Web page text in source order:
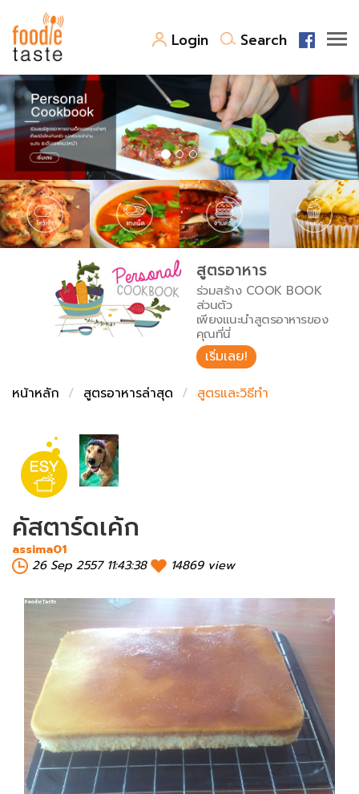
Login Search
สูตรอาหาร
สูตรอาหารล่าสุด
Top Foodie
พาไปชิม
สารพันก้นครัว
เคล็ดลับน่ารู้
เปรียบเทียบหน่วยการตวง
เปรียบเทียบอุณหภูมิ
เปรียบเทียบน้ำหนักวัตถุดิบ
FoodPedia
สร้าง Cookbook
สูตรอาหาร
ร่วมสร้าง COOK BOOK
ส่วนตัว
เพียงแนะนำสูตรอาหารของ
คุณที่นี่
เริ่มเลย!
หน้าหลัก
สูตรอาหารล่าสุด สูตรและวิธีทำ
คัสตาร์ดเค้ก
assima01
26 Sep 2557 11:43:38
14869 view